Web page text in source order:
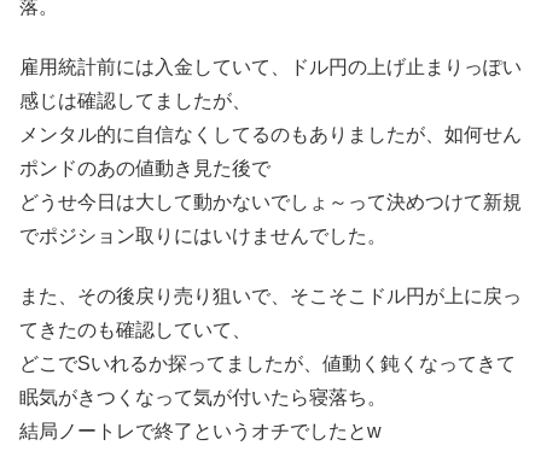
落。
雇用統計前には入金していて、ドル円の上げ止まりっぽい
感じは確認してましたが、
メンタル的に自信なくしてるのもありましたが、如何せん
ポンドのあの値動き見た後で
どうせ今日は大して動かないでしょ～って決めつけて新規
でポジション取りにはいけませんでした。
また、その後戻り売り狙いで、そこそこドル円が上に戻っ
てきたのも確認していて、
どこでSいれるか探ってましたが、値動く鈍くなってきて
眠気がきつくなって気が付いたら寝落ち。
結局ノートレで終了というオチでしたとw